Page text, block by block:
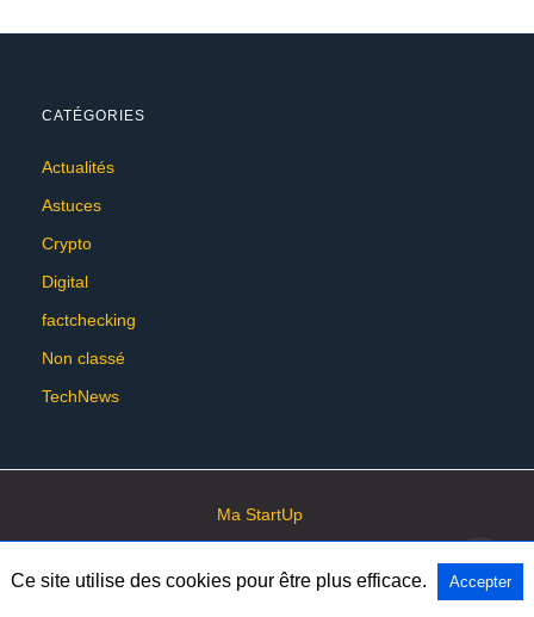
CATÉGORIES
Actualités
Astuces
Crypto
Digital
factchecking
Non classé
TechNews
Ma StartUp
All Rights Reserved View Non-AMP Version
Ce site utilise des cookies pour être plus efficace. Accepter